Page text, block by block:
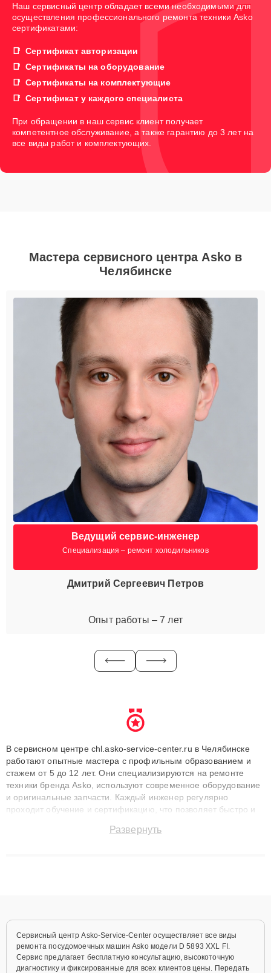
Наш сервисный центр обладает всеми необходимыми для
осуществления профессионального ремонта техники Asko
сертификатами:
Сертификат авторизации
Сертификаты на оборудование
Сертификаты на комплектующие
Сертификат у каждого специалиста
При обращении в наш сервис клиент получает
компетентное обслуживание, а также гарантию до 3 лет на
все виды работ и комплектующих.
Мастера сервисного центра Asko в
Челябинске
Ведущий сервис-инженер
Специализация – ремонт холодильников
Дмитрий Сергеевич Петров
Опыт работы – 7 лет
В сервисном центре chl.asko-service-center.ru в Челябинске
работают опытные мастера с профильным образованием и
стажем от 5 до 12 лет. Они специализируются на ремонте
техники бренда Asko, используют современное оборудование
и оригинальные запчасти. Каждый инженер регулярно
проходит обучение и сертификацию, что позволяет быстро и
сохранением гарантии до 3 лет. Наши мастера решают
Развернуть
Сервисный центр Asko-Service-Center осуществляет все виды
ремонта посудомоечных машин Asko модели D 5893 XXL FI.
Сервис предлагает бесплатную консультацию, высокоточную
диагностику и фиксированные для всех клиентов цены. Передать